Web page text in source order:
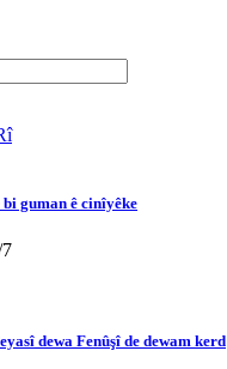
guman ê cinîyêke
dewa Fenûşî de dewam kerd